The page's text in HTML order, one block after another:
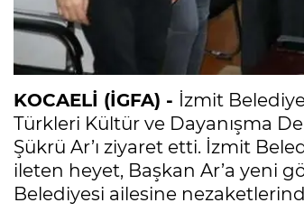
KOCAELİ (İGFA) - İzmit
Türkleri Kültür ve Dayanışma
Şükrü Ar’ı ziyaret etti. İzmit
ileten heyet, Başkan Ar’a yeni
Belediyesi ailesine